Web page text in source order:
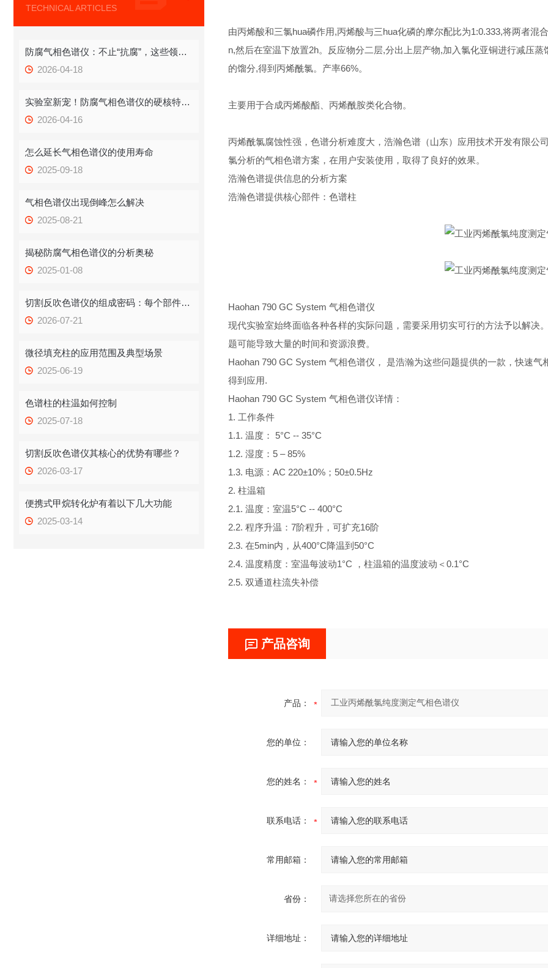
TECHNICAL ARTICLES
防腐气相色谱仪：不止“抗腐”，这些领域它都在悄悄发力
2026-04-18
实验室新宠！防腐气相色谱仪的硬核特点，藏着检测的“稳定密码”
2026-04-16
怎么延长气相色谱仪的使用寿命
2025-09-18
气相色谱仪出现倒峰怎么解决
2025-08-21
揭秘防腐气相色谱仪的分析奥秘
2025-01-08
切割反吹色谱仪的组成密码：每个部件都藏着怎样的功能逻辑？
2026-07-21
微径填充柱的应用范围及典型场景
2025-06-19
色谱柱的柱温如何控制
2025-07-18
切割反吹色谱仪其核心的优势有哪些？
2026-03-17
便携式甲烷转化炉有着以下几大功能
2025-03-14
由丙烯酸和三氯hua磷作用,丙烯酸与三hua化磷的摩尔配比为1:0.333,将两者
n,然后在室温下放置2h。反应物分二层,分出上层产物,加入氯化亚铜进行减压
的馏分,得到丙烯酰氯。产率66%。
主要用于合成丙烯酸酯、丙烯酰胺类化合物。
丙烯酰氯腐蚀性强，色谱分析难度大， 浩瀚色谱（山东）应用技术开发有限公
氯分析的气相色谱方案，在用户安装使用，取得了良好的效果。
浩瀚色谱提供信息的分析方案
浩瀚色谱提供核心部件：色谱柱
Haohan 790 GC System 气相色谱仪
现代实验室始终面临各种各样的实际问题，需要采用切实可行的方法予以解
题可能导致大量的时间和资源浪费。
Haohan 790 GC System 气相色谱仪， 是浩瀚为这些问题提供的一款，快速
得到应用.
Haohan 790 GC System 气相色谱仪详情：
1. 工作条件
1.1. 温度： 5°C -- 35°C
1.2. 湿度：5 – 85%
1.3. 电源：AC 220±10%；50±0.5Hz
2. 柱温箱
2.1. 温度：室温5°C -- 400°C
2.2. 程序升温：7阶程升，可扩充16阶
2.3. 在5min内，从400°C降温到50°C
2.4. 温度精度：室温每波动1°C ，柱温箱的温度波动＜0.1°C
2.5. 双通道柱流失补偿
产品咨询
产品：
您的单位：
您的姓名：
联系电话：
常用邮箱：
省份：
详细地址：